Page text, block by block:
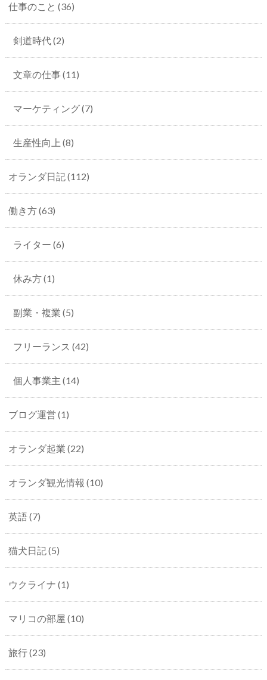
仕事のこと (36)
剣道時代(2)
文章の仕事(11)
マーケティング(7)
生産性向上 (8)
オランダ日記(112)
働き方(63)
ライター (6)
休み方(1)
副業・複業 (5)
フリーランス (42)
個人事業主 (14)
ブログ運営 (1)
オランダ起業 (22)
オランダ観光情報 (10)
英語(7)
猫犬日記(5)
ウクライナ (1)
マリコの部屋 (10)
旅行(23)